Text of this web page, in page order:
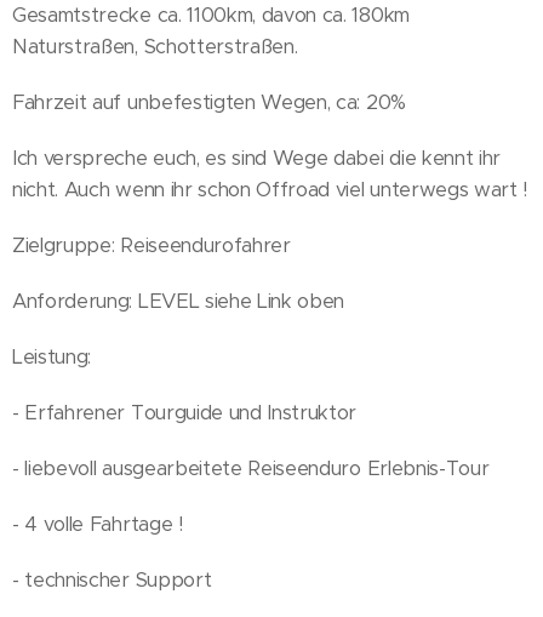
Gesamtstrecke ca. 1100km, davon ca. 180km
Naturstraßen, Schotterstraßen.
Fahrzeit auf unbefestigten Wegen, ca: 20%
Ich verspreche euch, es sind Wege dabei die kennt ihr
nicht. Auch wenn ihr schon Offroad viel unterwegs wart !
Zielgruppe: Reiseendurofahrer
Anforderung: LEVEL siehe Link oben
Leistung:
- Erfahrener Tourguide und Instruktor
- liebevoll ausgearbeitete Reiseenduro Erlebnis-Tour
- 4 volle Fahrtage !
- technischer Support